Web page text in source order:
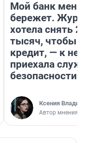
Мой банк меня
бережет.
хотела снять
тысяч, чтобы
кредит, — к
приехала
безопасности
Ксения
Автор мнения